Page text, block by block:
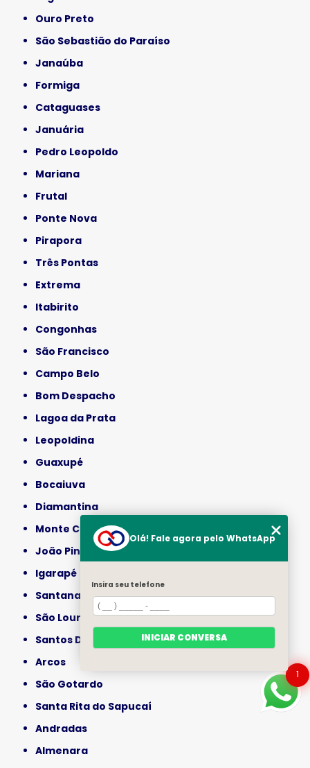
Ouro Preto
São Sebastião do Paraíso
Janaúba
Formiga
Cataguases
Januária
Pedro Leopoldo
Mariana
Frutal
Ponte Nova
Pirapora
Três Pontas
Extrema
Itabirito
Congonhas
São Francisco
Campo Belo
Bom Despacho
Lagoa da Prata
Leopoldina
Guaxupé
Bocaiuva
Diamantina
Monte Carmelo
João Pinheiro
Igarapé
Santana do Paraíso
São Lourenço
Santos Dumont
Arcos
São Gotardo
Santa Rita do Sapucaí
Andradas
Almenara
1
Olá! Fale agora pelo WhatsApp
Insira seu telefone
INICIAR CONVERSA